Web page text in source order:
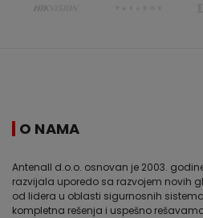
O NAMA
Antenall d.o.o. osnovan je 2003.
razvijala uporedo sa razvojem novih
od lidera u oblasti sigurnosnih
kompletna rešenja i uspešno